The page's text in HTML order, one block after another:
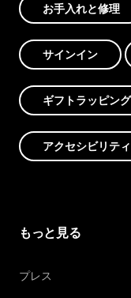
お手入れと修理
サインイン
ギフトラッピング
アクセシビリテ
もっと見る
プレス